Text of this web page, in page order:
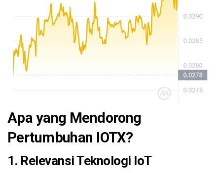
Apa yang Mendorong
Pertumbuhan IOTX?
1. Relevansi Teknologi IoT